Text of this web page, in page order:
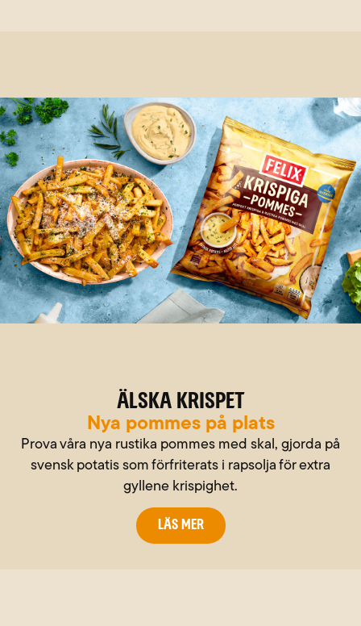
Älska krispet
Nya pommes på plats
Prova våra nya rustika pommes med skal, gjorda på
svensk potatis som förfriterats i rapsolja för extra
gyllene krispighet.
Läs mer